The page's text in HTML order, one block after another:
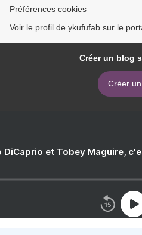
Préférences cookies
Voir le profil de ykufufab sur le
Créer un blog
Créer
DiCaprio et Tobey Maguire,